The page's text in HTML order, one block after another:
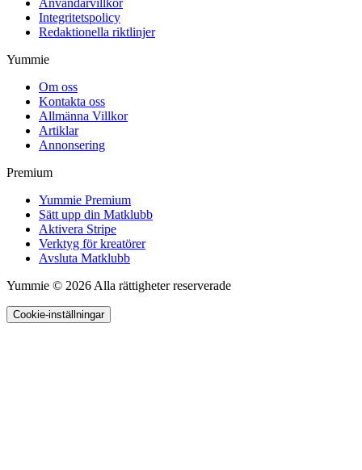
Användarvillkor
Integritetspolicy
Redaktionella riktlinjer
Yummie
Om oss
Kontakta oss
Allmänna Villkor
Artiklar
Annonsering
Premium
Yummie Premium
Sätt upp din Matklubb
Aktivera Stripe
Verktyg för kreatörer
Avsluta Matklubb
Yummie © 2026 Alla rättigheter reserverade
Cookie-inställningar